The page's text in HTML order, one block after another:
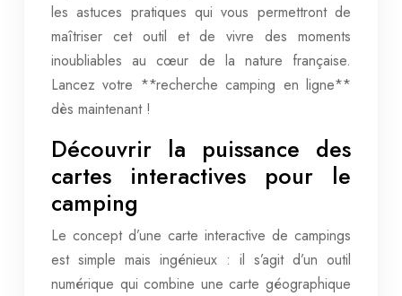
les astuces pratiques qui vous permettront de
maîtriser cet outil et de vivre des moments
inoubliables au cœur de la nature française.
Lancez votre **recherche camping en ligne**
dès maintenant !
Découvrir la puissance des
cartes interactives pour le
camping
Le concept d’une carte interactive de campings
est simple mais ingénieux : il s’agit d’un outil
numérique qui combine une carte géographique